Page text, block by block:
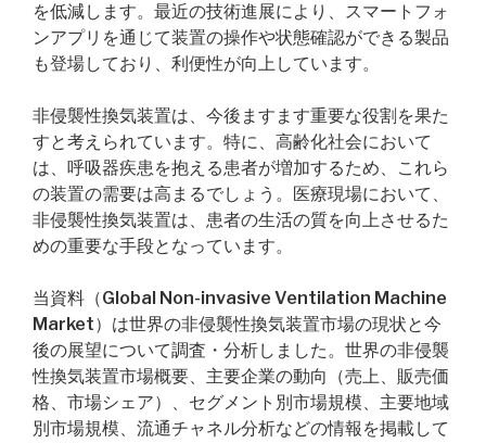
を低減します。最近の技術進展により、スマートフォ
ンアプリを通じて装置の操作や状態確認ができる製品
も登場しており、利便性が向上しています。
非侵襲性換気装置は、今後ますます重要な役割を果た
すと考えられています。特に、高齢化社会において
は、呼吸器疾患を抱える患者が増加するため、これら
の装置の需要は高まるでしょう。医療現場において、
非侵襲性換気装置は、患者の生活の質を向上させるた
めの重要な手段となっています。
当資料（Global Non-invasive Ventilation Machine
Market）は世界の非侵襲性換気装置市場の現状と今
後の展望について調査・分析しました。世界の非侵襲
性換気装置市場概要、主要企業の動向（売上、販売価
格、市場シェア）、セグメント別市場規模、主要地域
別市場規模、流通チャネル分析などの情報を掲載して